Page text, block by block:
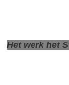
Het werk het